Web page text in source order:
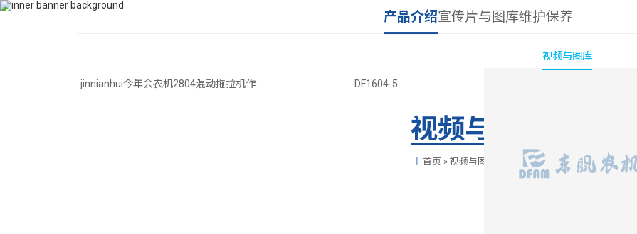
dfam@bloguetavie.com
视频与图库研发与生产
视频与图库
首页 » 视频与图库 产品介绍
产品介绍宣传片与图库维护保养
jinnianhui今年会农机2804混动拖拉机作业 DF1604-5